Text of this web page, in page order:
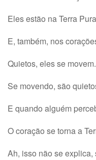
Eles estão na Terra
E, também, nos
Quietos, eles se
Se movendo, são
E quando alguém
O coração se torna a
Ah, isso não se explica,